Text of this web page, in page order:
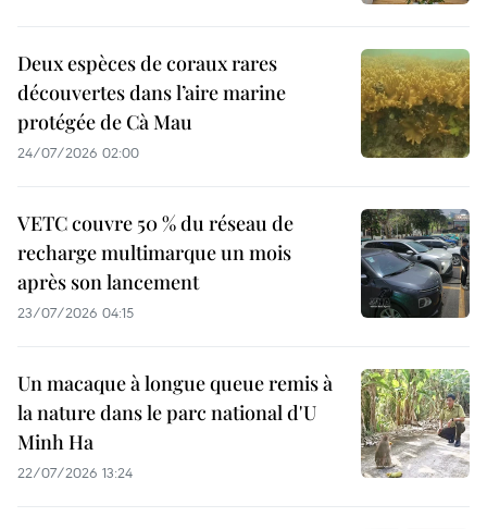
Deux espèces de coraux rares
découvertes dans l’aire marine
protégée de Cà Mau
24/07/2026 02:00
VETC couvre 50 % du réseau de
recharge multimarque un mois
après son lancement
23/07/2026 04:15
Un macaque à longue queue remis à
la nature dans le parc national d'U
Minh Ha
22/07/2026 13:24